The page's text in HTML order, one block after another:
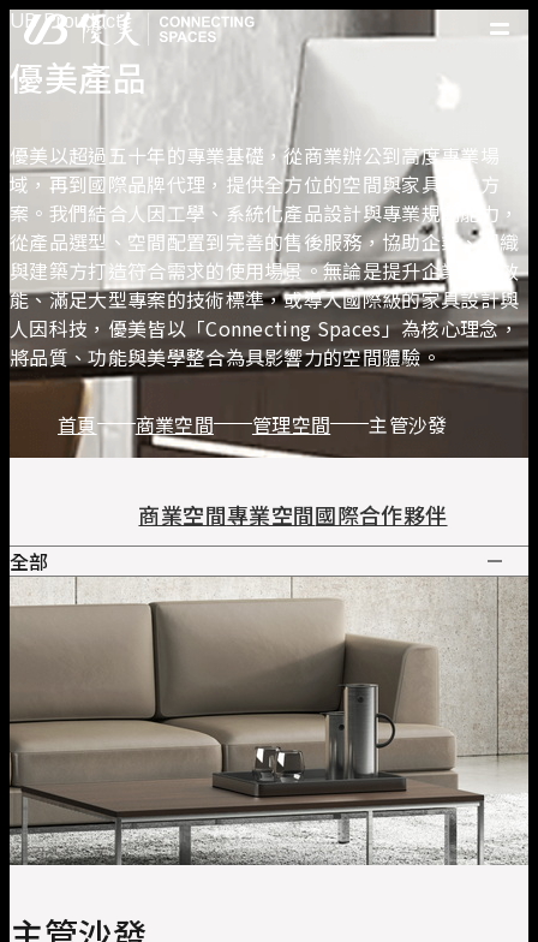
優美產品
優美脈動
常見問題
關於優美
優美服務
人才招募
聯絡我們
UB Prouduct
優美產品
優美以超過五十年的專業基礎，從商業辦公到高度專業場
域，再到國際品牌代理，提供全方位的空間與家具解決方
案。我們結合人因工學、系統化產品設計與專業規劃能力，
從產品選型、空間配置到完善的售後服務，協助企業、組織
與建築方打造符合需求的使用場景。無論是提升企業協作效
能、滿足大型專案的技術標準，或導入國際級的家具設計與
人因科技，優美皆以「Connecting Spaces」為核心理念，
將品質、功能與美學整合為具影響力的空間體驗。
首頁 商業空間 管理空間 主管沙發
商業空間專業空間國際合作夥伴
全部
主管桌
會議桌
主管沙發
接待會所
員工工作區
系統工作站
收納
辦公椅
高階主管皮椅
協同合作
私密空間